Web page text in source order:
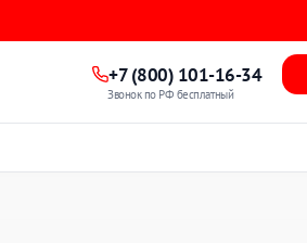
+7 (800) 101-16-34
Звонок по РФ бесплатный